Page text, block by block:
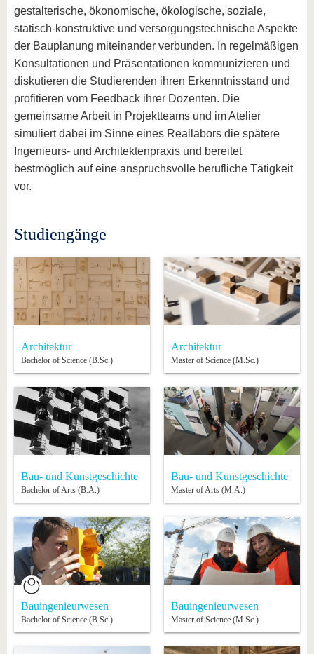
gestalterische, ökonomische, ökologische, soziale,
statisch-konstruktive und versorgungstechnische Aspekte
der Bauplanung miteinander verbunden. In regelmäßigen
Konsultationen und Präsentationen kommunizieren und
diskutieren die Studierenden ihren Erkenntnisstand und
profitieren vom Feedback ihrer Dozenten. Die
gemeinsame Arbeit in Projektteams und im Atelier
simuliert dabei im Sinne eines Reallabors die spätere
Ingenieurs- und Architektenpraxis und bereitet
bestmöglich auf eine anspruchsvolle berufliche Tätigkeit
vor.
Studiengänge
Architektur
Bachelor of Science (B.Sc.)
Architektur
Master of Science (M.Sc.)
Bau- und Kunstgeschichte
Bachelor of Arts (B.A.)
Bau- und Kunstgeschichte
Master of Arts (M.A.)
Bauingenieurwesen
Bachelor of Science (B.Sc.)
Bauingenieurwesen
Master of Science (M.Sc.)